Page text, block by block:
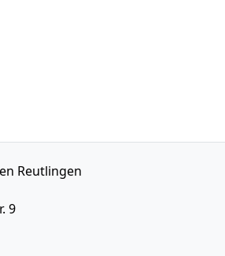
Reutlingen
9